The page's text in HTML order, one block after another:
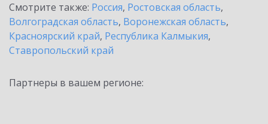
Смотрите также: Россия, Ростовская область,
Волгоградская область, Воронежская область,
Красноярский край, Республика Калмыкия,
Ставропольский край
Партнеры в вашем регионе: